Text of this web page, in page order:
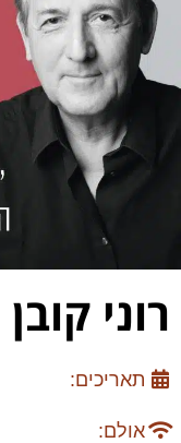
רוני קובן
תאריכים:
אולם: